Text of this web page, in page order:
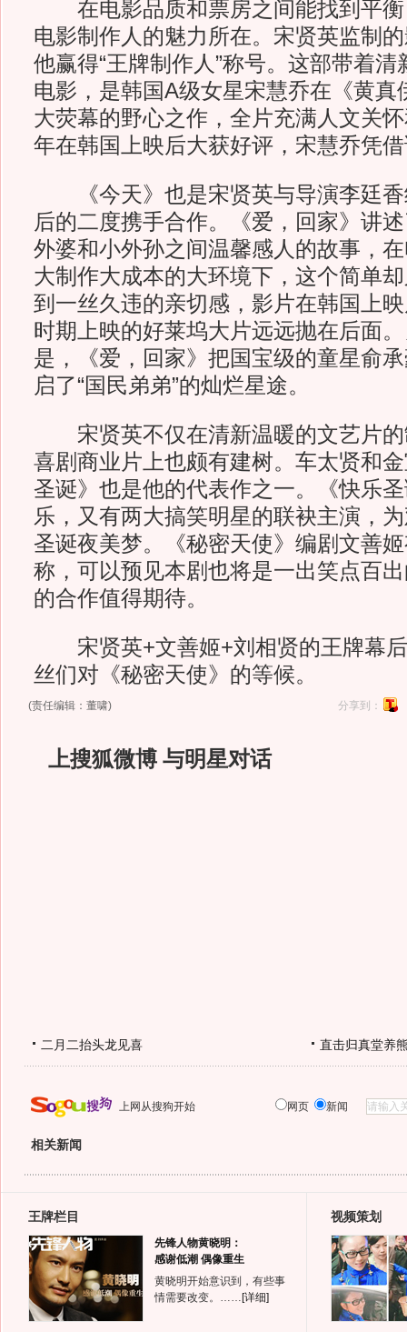
在电影品质和票房之间能找到平衡
电影制作人的魅力所在。宋贤英监制
他赢得“王牌制作人”称号。这部带着
电影，是韩国A级女星宋慧乔在《黄真
大荧幕的野心之作，全片充满人文关
年在韩国上映后大获好评，宋慧乔凭
《今天》也是宋贤英与导演李廷香
后的二度携手合作。《爱，回家》讲
外婆和小外孙之间温馨感人的故事，
大制作大成本的大环境下，这个简单
到一丝久违的亲切感，影片在韩国上
时期上映的好莱坞大片远远抛在后面
是，《爱，回家》把国宝级的童星俞
启了“国民弟弟”的灿烂星途。
宋贤英不仅在清新温暖的文艺片的
喜剧商业片上也颇有建树。车太贤和
圣诞》也是他的代表作之一。《快乐
乐，又有两大搞笑明星的联袂主演，
圣诞夜美梦。《秘密天使》编剧文善姬
称，可以预见本剧也将是一出笑点百
的合作值得期待。
宋贤英+文善姬+刘相贤的王牌幕后
丝们对《秘密天使》的等候。
(责任编辑：董啸) 分享到：
上搜狐微博 与明星对话
二月二抬头龙见喜 直击归真堂养
上网从搜狗开始 网页 新闻
相关新闻
王牌栏目
先锋人物黄晓明：
感谢低潮 偶像重生
黄晓明开始意识到，有些事
情需要改变。…… [详细]
视频策划